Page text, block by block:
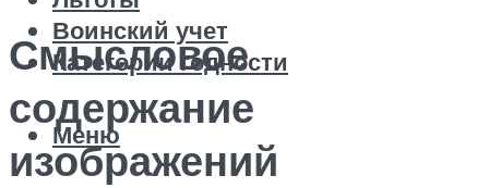
Воинский учет
Категории годности
Меню
Смысловое
содержание
изображений